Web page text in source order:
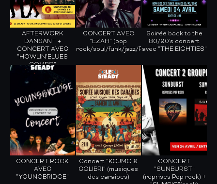
AFTERWORK
DANSANT +
CONCERT AVEC
"HOWLIN'BLUES
COMBO"
(Rockin'blues &
Boogie)
CONCERT AVEC
"EZAH" (pop
rock/soul/funk/jazz/Rnb...)
Soirée back to the
80/90's concert
avec "THE EIGHTIES"
CONCERT ROCK
AVEC
"YOUNGBRIDGE"
Concert "KOJMO &
COLIBRI" (musiques
des caraîbes)
CONCERT
"SUNBURST"
(reprises Pop rock) +